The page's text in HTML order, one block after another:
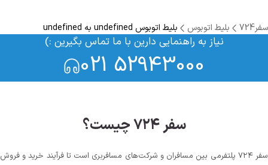
سفر724 بلیط اتوبوس بلیط اتوبوس undefined به undefined
نیاز به راهنمایی دارین با ما تماس بگیرین :)
021 52943000
سفر ۷۲۴ چیست؟
سفر ۷۲۴ پلتفرمی بین مسافران و شرکت‌های مسافربری است تا فرآیند خرید و فروش